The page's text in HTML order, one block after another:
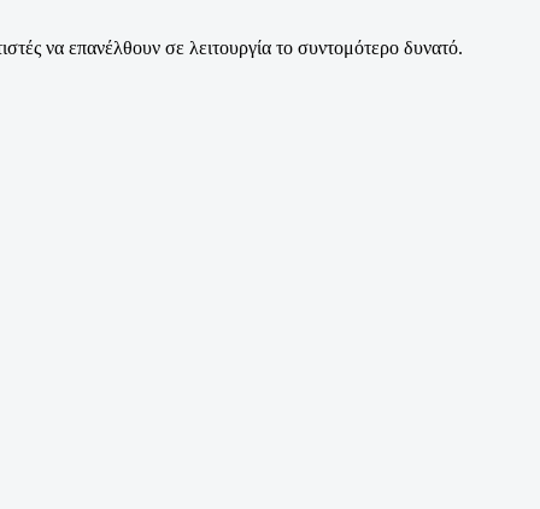
να επανέλθουν σε λειτουργία το συντομότερο δυνατό.